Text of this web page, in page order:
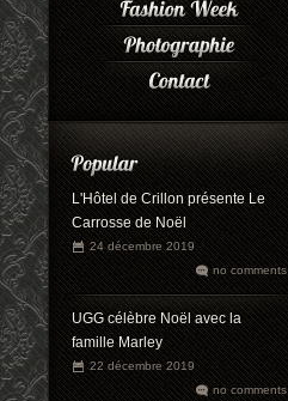
L'Hôtel de Crillon présente Le
Carrosse de Noël
24 décembre 2019
no comments
UGG célèbre Noël avec la
famille Marley
22 décembre 2019
no comments